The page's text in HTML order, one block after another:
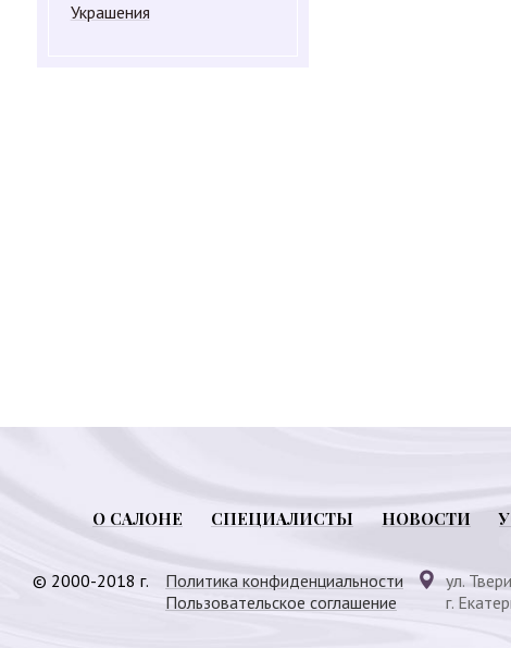
Украшения
О САЛОНЕ СПЕЦИАЛИСТЫ НОВОСТИ
© 2000-2018 г.
Политика конфиденциальности
Пользовательское соглашение
ул.
г.